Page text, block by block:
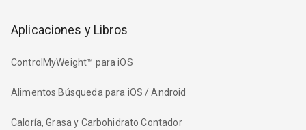
Aplicaciones y Libros
ControlMyWeight™ para iOS
Alimentos Búsqueda para iOS / Android
Caloría, Grasa y Carbohidrato Contador